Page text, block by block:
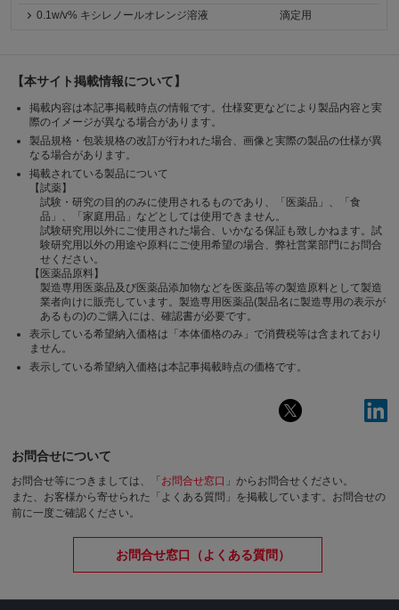
0.1w/v% キシレノールオレンジ溶液
滴定用
【本サイト掲載情報について】
掲載内容は本記事掲載時点の情報です。仕様変更などにより製品内容と実
際のイメージが異なる場合があります。
製品規格・包装規格の改訂が行われた場合、画像と実際の製品の仕様が異
なる場合があります。
掲載されている製品について
【試薬】
試験・研究の目的のみに使用されるものであり、「医薬品」、「食
品」、「家庭用品」などとしては使用できません。
試験研究用以外にご使用された場合、いかなる保証も致しかねます。試
験研究用以外の用途や原料にご使用希望の場合、弊社営業部門にお問合
せください。
【医薬品原料】
製造専用医薬品及び医薬品添加物などを医薬品等の製造原料として製造
業者向けに販売しています。製造専用医薬品(製品名に製造専用の表示が
あるもの)のご購入には、確認書が必要です。
表示している希望納入価格は「本体価格のみ」で消費税等は含まれており
ません。
表示している希望納入価格は本記事掲載時点の価格です。
お問合せについて
お問合せ等につきましては、「 お問合せ窓口 」からお問合せください。
また、お客様から寄せられた「よくある質問」を掲載しています。お問合せの
前に一度ご確認ください。
お問合せ窓口（よくある質問）